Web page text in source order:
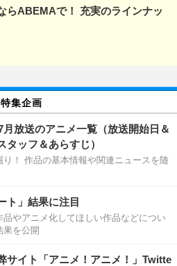
らABEMAで！ 充実のラインナッ
特集企画
月放送のアニメ一覧（放送開始日＆
タッフ＆あらすじ）
り！ 作品の基本情報や関連ニュースを随
ト」結果に注目
やアニメ化してほしい作品などについ
果を公開
サイト「アニメ！アニメ！」Twitte